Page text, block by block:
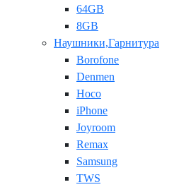
64GB
8GB
Наушники,Гарнитура
Borofone
Denmen
Hoco
iPhone
Joyroom
Remax
Samsung
TWS